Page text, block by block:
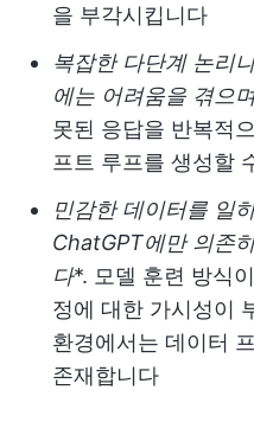
을 부각시킵니다
복잡한 다단계 논리
에는 어려움을 겪으
못된 응답을 반복적
프트 루프를 생성할
민감한 데이터를 일
ChatGPT에만 의존
다*. 모델 훈련 방식
정에 대한 가시성이
환경에서는 데이터
존재합니다